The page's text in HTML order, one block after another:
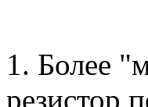
1. Более
резистор